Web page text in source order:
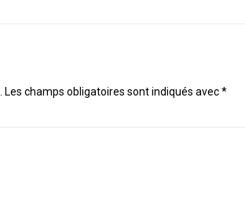
Les champs obligatoires sont indiqués avec*